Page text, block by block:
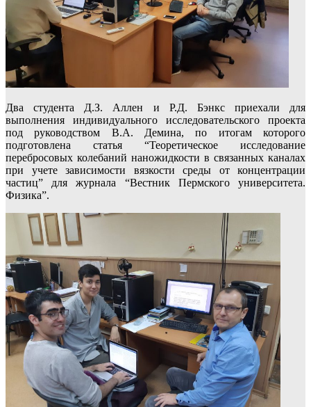
Два студента Д.З. Аллен и Р.Д. Бэнкс приехали для
выполнения индивидуального исследовательского проекта
под руководством В.А. Демина, по итогам которого
подготовлена статья “Теоретическое исследование
перебросовых колебаний наножидкости в связанных каналах
при учете зависимости вязкости среды от концентрации
частиц” для журнала “Вестник Пермского университета.
Физика”.